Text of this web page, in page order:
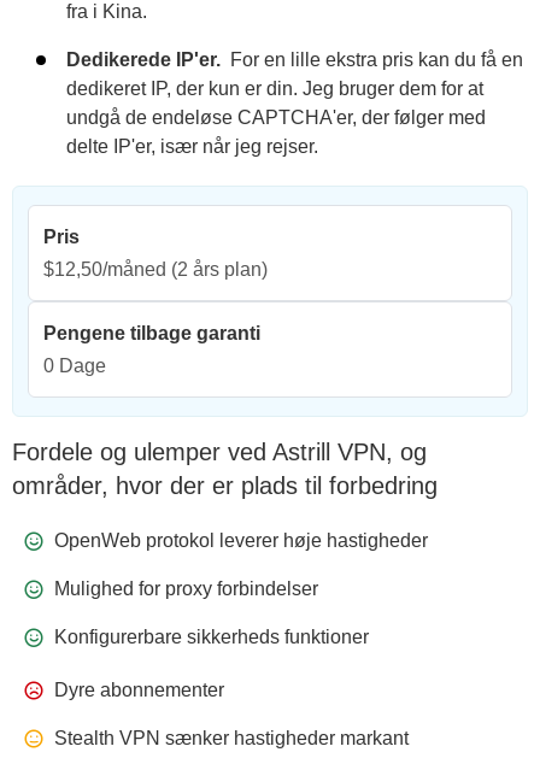
fra i Kina.
Dedikerede IP'er. For en lille ekstra pris kan du få en
dedikeret IP, der kun er din. Jeg bruger dem for at
undgå de endeløse CAPTCHA'er, der følger med
delte IP'er, især når jeg rejser.
Pris
$12,50/måned (2 års plan)
Pengene tilbage garanti
0 Dage
Fordele og ulemper ved Astrill VPN, og
områder, hvor der er plads til forbedring
OpenWeb protokol leverer høje hastigheder
Mulighed for proxy forbindelser
Konfigurerbare sikkerheds funktioner
Dyre abonnementer
Stealth VPN sænker hastigheder markant